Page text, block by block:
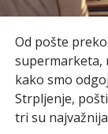
Od pošte
supermarketa,
kako smo
Strpljenje,
tri su